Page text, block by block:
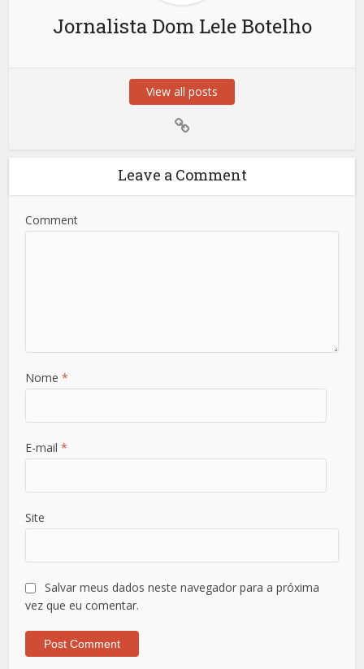
Jornalista Dom Lele Botelho
View all posts
Leave a Comment
Comment
Nome*
E-mail*
Site
Salvar meus dados neste navegador para a próxima
vez que eu comentar.